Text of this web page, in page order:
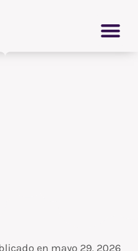
en mayo 29, 2026